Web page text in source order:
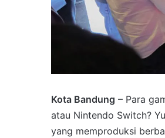
Kota Bandung – Para
atau Nintendo Switch?
yang memproduksi